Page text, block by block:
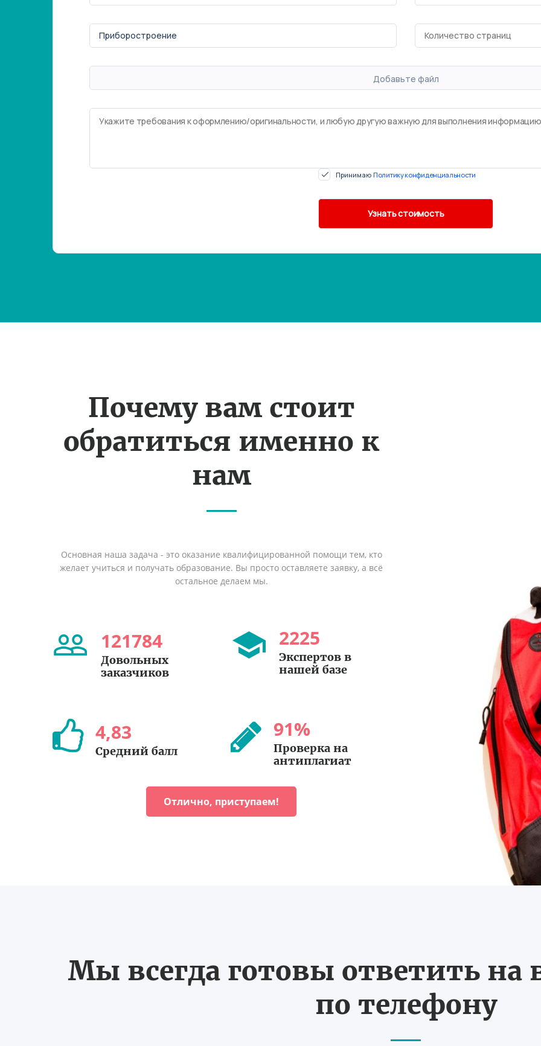
Добавьте файл
Принимаю Политику конфиденциальности
Почему вам стоит
обратиться именно к
нам
Основная наша задача - это оказание квалифицированной помощи тем, кто
желает учиться и получать образование. Вы просто оставляете заявку, а всё
остальное делаем мы.
121784
Довольных
заказчиков
2225
Экспертов в
нашей базе
4,83
Средний балл
91%
Проверка на
антиплагиат
Отлично, приступаем!
Мы всегда готовы ответить
по телефону